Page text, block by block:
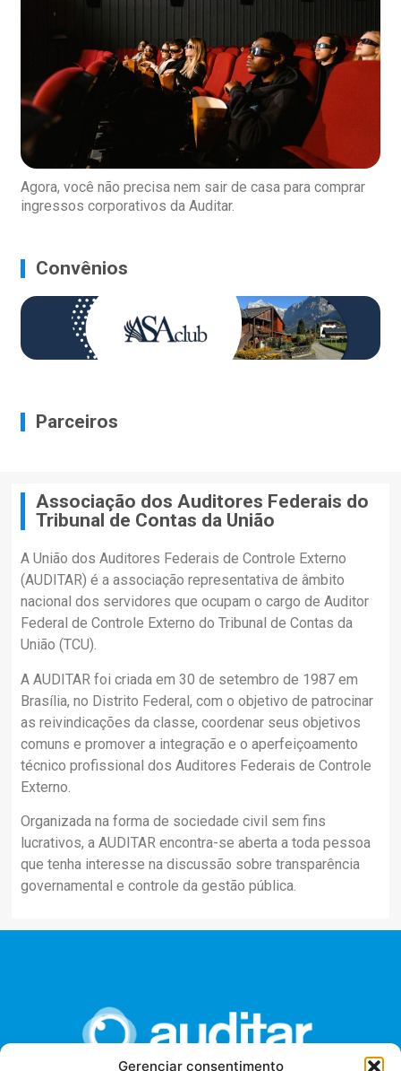
Gerenciar consentimento
Agora, você não precisa nem sair de casa para comprar
ingressos corporativos da Auditar.
Convênios
Parceiros
Associação dos Auditores Federais do
Tribunal de Contas da União
A União dos Auditores Federais de Controle Externo
(AUDITAR) é a associação representativa de âmbito
nacional dos servidores que ocupam o cargo de Auditor
Federal de Controle Externo do Tribunal de Contas da
União (TCU).
A AUDITAR foi criada em 30 de setembro de 1987 em
Brasília, no Distrito Federal, com o objetivo de patrocinar
as reivindicações da classe, coordenar seus objetivos
comuns e promover a integração e o aperfeiçoamento
técnico profissional dos Auditores Federais de Controle
Externo.
Organizada na forma de sociedade civil sem fins
lucrativos, a AUDITAR encontra-se aberta a toda pessoa
que tenha interesse na discussão sobre transparência
governamental e controle da gestão pública.